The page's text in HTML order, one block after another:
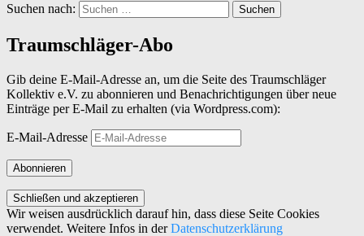
Suchen nach:
Traumschläger-Abo
Gib deine E-Mail-Adresse an, um die Seite des Traumschläger
Kollektiv e.V. zu abonnieren und Benachrichtigungen über neue
Einträge per E-Mail zu erhalten (via Wordpress.com):
E-Mail-Adresse
Abonnieren
Wir weisen ausdrücklich darauf hin, dass diese Seite Cookies
verwendet. Weitere Infos in derDatenschutzerklärung